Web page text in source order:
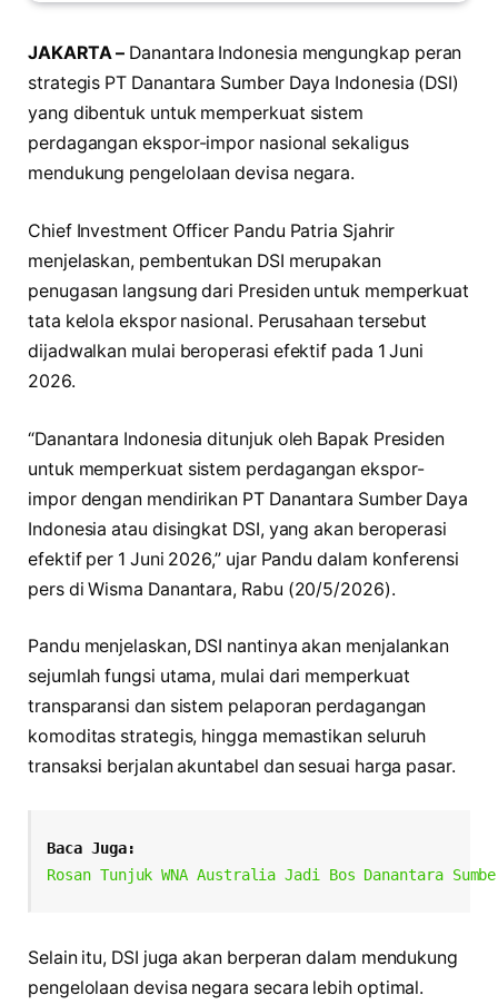
JAKARTA – Danantara Indonesia mengungkap peran
strategis PT Danantara Sumber Daya Indonesia (DSI)
yang dibentuk untuk memperkuat sistem
perdagangan ekspor-impor nasional sekaligus
mendukung pengelolaan devisa negara.
Chief Investment Officer Pandu Patria Sjahrir
menjelaskan, pembentukan DSI merupakan
penugasan langsung dari Presiden untuk memperkuat
tata kelola ekspor nasional. Perusahaan tersebut
dijadwalkan mulai beroperasi efektif pada 1 Juni
2026.
“Danantara Indonesia ditunjuk oleh Bapak Presiden
untuk memperkuat sistem perdagangan ekspor-
impor dengan mendirikan PT Danantara Sumber Daya
Indonesia atau disingkat DSI, yang akan beroperasi
efektif per 1 Juni 2026,” ujar Pandu dalam konferensi
pers di Wisma Danantara, Rabu (20/5/2026).
Pandu menjelaskan, DSI nantinya akan menjalankan
sejumlah fungsi utama, mulai dari memperkuat
transparansi dan sistem pelaporan perdagangan
komoditas strategis, hingga memastikan seluruh
transaksi berjalan akuntabel dan sesuai harga pasar.
Baca Juga:
Rosan Tunjuk WNA Australia Jadi Bos Danantara
Selain itu, DSI juga akan berperan dalam mendukung
pengelolaan devisa negara secara lebih optimal.